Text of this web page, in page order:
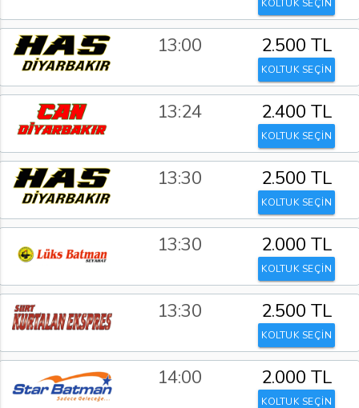
KOLTUK SEÇİN
13:00 2.500 TL
KOLTUK SEÇİN
13:24 2.400 TL
KOLTUK SEÇİN
13:30 2.500 TL
KOLTUK SEÇİN
13:30 2.000 TL
KOLTUK SEÇİN
13:30 2.500 TL
KOLTUK SEÇİN
14:00 2.000 TL
KOLTUK SEÇİN